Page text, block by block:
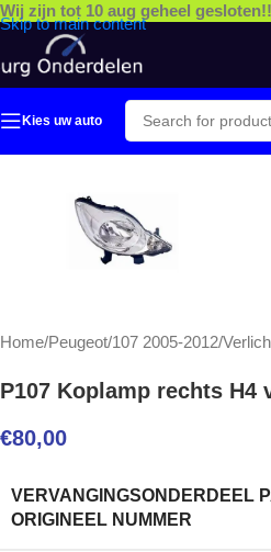
Skip to main content
Wij zijn tot 10 aug geheel
Kies uw auto
Home/Peugeot/107 2005-2012/
P107 Koplamp rechts H4
€80,00
VERVANGINGSONDERDEEL
ORIGINEEL NUMMER